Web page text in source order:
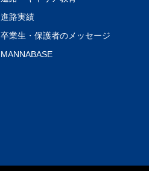
進路実績
卒業生・保護者のメッセージ
MANNABASE